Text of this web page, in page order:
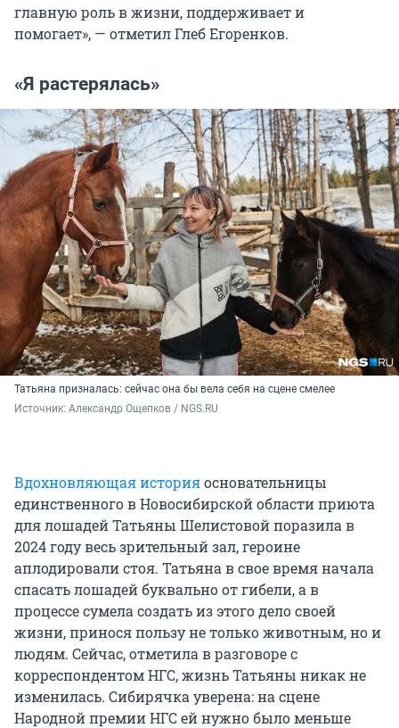
главную роль в жизни, поддерживает и
помогает», — отметил Глеб Егоренков.
«Я растерялась»
Татьяна призналась: сейчас она бы вела себя на сцене смелее
Источник: Александр Ощепков / NGS.RU
Вдохновляющая историяосновательницы
единственного в Новосибирской области приюта
для лошадей Татьяны Шелистовой поразила в
2024 году весь зрительный зал, героине
аплодировали стоя. Татьяна в свое время начала
спасать лошадей буквально от гибели, а в
процессе сумела создать из этого дело своей
жизни, принося пользу не только животным, но и
людям. Сейчас, отметила в разговоре с
корреспондентом НГС, жизнь Татьяны никак не
изменилась. Сибирячка уверена: на сцене
Народной премии НГС ей нужно было меньше